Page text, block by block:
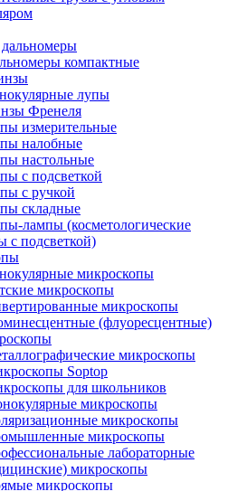
компактные
лупы
Френеля
измерительные
налобные
настольные
с подсветкой
с ручкой
складные
лампы (косметологические
с подсветкой)
микроскопы
микроскопы
микроскопы
(флуоресцентные)
микроскопы
Soptop
для школьников
микроскопы
микроскопы
микроскопы
лабораторные
микроскопы
микроскопы